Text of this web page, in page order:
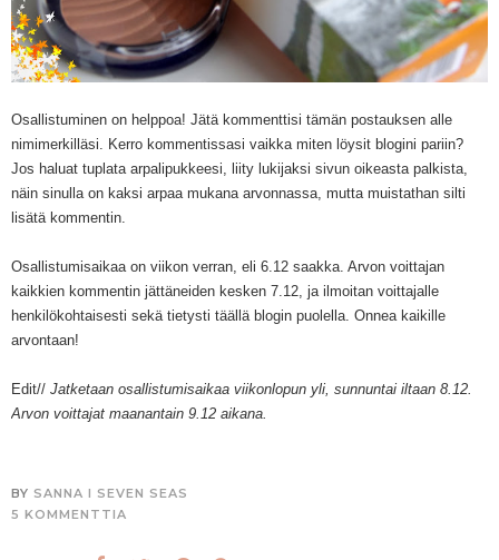
Osallistuminen on helppoa! Jätä kommenttisi tämän postauksen alle
nimimerkilläsi. Kerro kommentissasi vaikka miten löysit blogini pariin?
Jos haluat tuplata arpalipukkeesi, liity lukijaksi sivun oikeasta palkista,
näin sinulla on kaksi arpaa mukana arvonnassa, mutta muistathan silti
lisätä kommentin.
Osallistumisaikaa on viikon verran, eli 6.12 saakka. Arvon voittajan
kaikkien kommentin jättäneiden kesken 7.12, ja ilmoitan voittajalle
henkilökohtaisesti sekä tietysti täällä blogin puolella. Onnea kaikille
arvontaan!
Edit// Jatketaan osallistumisaikaa viikonlopun yli, sunnuntai iltaan 8.12.
Arvon voittajat maanantain 9.12 aikana.
BY SANNA I SEVEN SEAS
5 KOMMENTTIA